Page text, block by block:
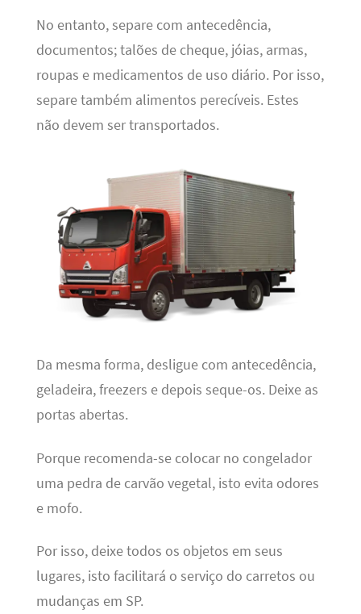
No entanto, separe com antecedência,
documentos; talões de cheque, jóias, armas,
roupas e medicamentos de uso diário. Por isso,
separe também alimentos perecíveis. Estes
não devem ser transportados.
Da mesma forma, desligue com antecedência,
geladeira, freezers e depois seque-os. Deixe as
portas abertas.
Porque recomenda-se colocar no congelador
uma pedra de carvão vegetal, isto evita odores
e mofo.
Por isso, deixe todos os objetos em seus
lugares, isto facilitará o serviço do carretos ou
mudanças em SP.